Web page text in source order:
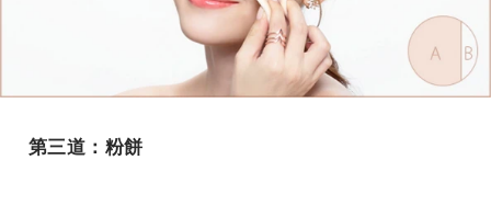
第三道：粉餅